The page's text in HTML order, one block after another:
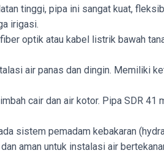
tinggi, pipa ini sangat kuat,
irigasi.
optik atau kabel listrik bawah
air panas dan dingin. Memiliki
cair dan air kotor. Pipa SDR 41
sistem pemadam kebakaran
aman untuk instalasi air